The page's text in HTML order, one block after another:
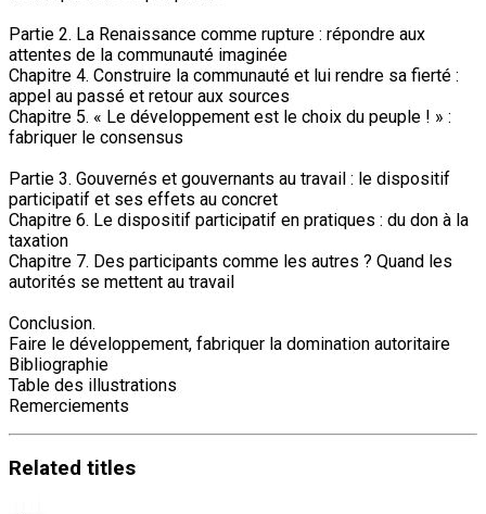
Partie 2. La Renaissance comme rupture : répondre aux
attentes de la communauté imaginée
Chapitre 4. Construire la communauté et lui rendre sa fierté :
appel au passé et retour aux sources
Chapitre 5. « Le développement est le choix du peuple ! » :
fabriquer le consensus
Partie 3. Gouvernés et gouvernants au travail : le dispositif
participatif et ses effets au concret
Chapitre 6. Le dispositif participatif en pratiques : du don à la
taxation
Chapitre 7. Des participants comme les autres ? Quand les
autorités se mettent au travail
Conclusion.
Faire le développement, fabriquer la domination autoritaire
Bibliographie
Table des illustrations
Remerciements
Related titles